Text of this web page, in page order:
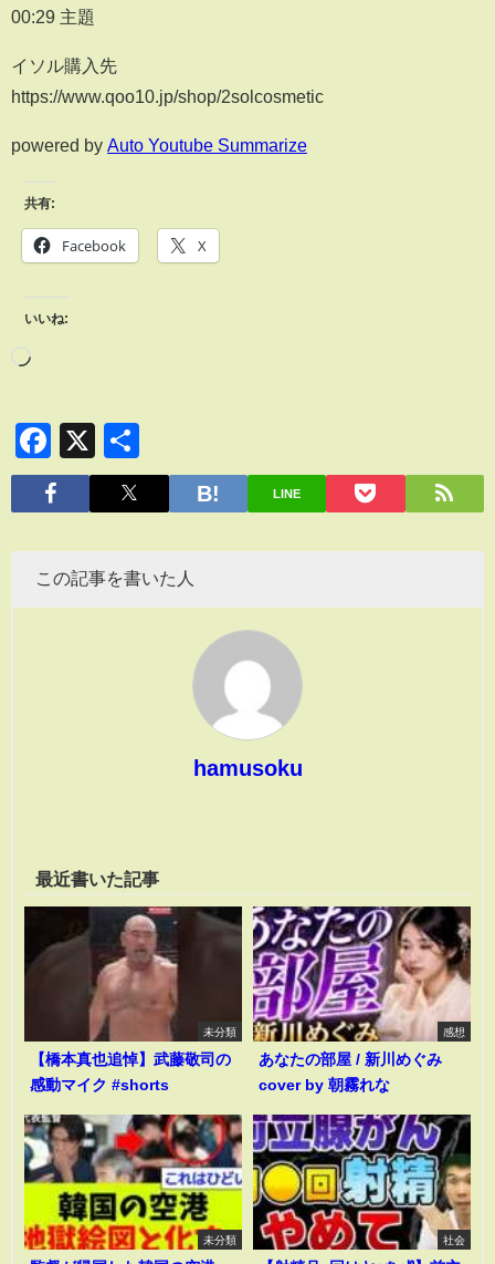
00:29 主題
イソル購入先
https://www.qoo10.jp/shop/2solcosmetic
powered by Auto Youtube Summarize
共有:
Facebook X
いいね:
Facebook
X
有
LINE
この記事を書いた人
hamusoku
最近書いた記事
未分類
【橋本真也追悼】武藤敬司の
感動マイク #shorts
感想
あなたの部屋 / 新川めぐみ
cover by 朝霧れな
未分類 社会